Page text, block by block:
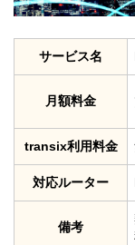
サービス名
月額料金
transix利用料金
対応ルーター
備考